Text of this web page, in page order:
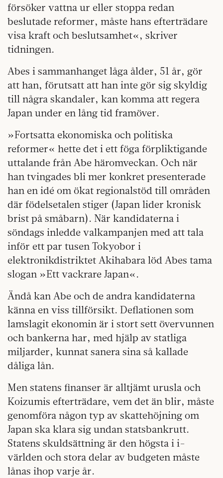
försöker vattna ur eller stoppa redan
beslutade reformer, måste hans efterträdare
visa kraft och beslutsamhet«, skriver
tidningen.
Abes i sammanhanget låga ålder, 51 år, gör
att han, förutsatt att han inte gör sig skyldig
till några skandaler, kan komma att regera
Japan under en lång tid framöver.
»Fortsatta ekonomiska och politiska
reformer« hette det i ett föga förpliktigande
uttalande från Abe häromveckan. Och när
han tvingades bli mer konkret presenterade
han en idé om ökat regionalstöd till områden
där födelsetalen stiger (Japan lider kronisk
brist på småbarn). När kandidaterna i
söndags inledde valkampanjen med att tala
inför ett par tusen Tokyobor i
elektronikdistriktet Akihabara löd Abes tama
slogan »Ett vackrare Japan«.
Ändå kan Abe och de andra kandidaterna
känna en viss tillförsikt. Deflationen som
lamslagit ekonomin är i stort sett övervunnen
och bankerna har, med hjälp av statliga
miljarder, kunnat sanera sina så kallade
dåliga lån.
Men statens finanser är alltjämt urusla och
Koizumis efterträdare, vem det än blir, måste
genomföra någon typ av skattehöjning om
Japan ska klara sig undan statsbankrutt.
Statens skuldsättning är den högsta i i-
världen och stora delar av budgeten måste
lånas ihop varje år.